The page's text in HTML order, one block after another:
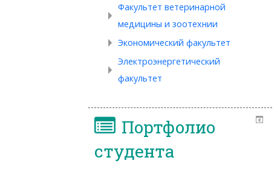
Факультет ветеринарной
медицины и зоотехнии
Экономический факультет
Электроэнергетический
факультет
Портфолио
студента